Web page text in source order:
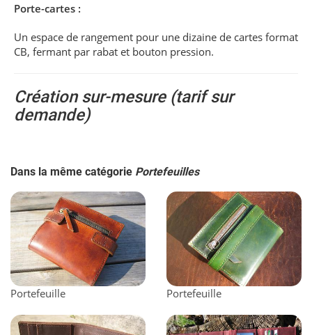
Porte-cartes :
Un espace de rangement pour une dizaine de cartes format
CB, fermant par rabat et bouton pression.
Création sur-mesure (tarif sur
demande)
Dans la même catégorie Portefeuilles
Portefeuille Portefeuille